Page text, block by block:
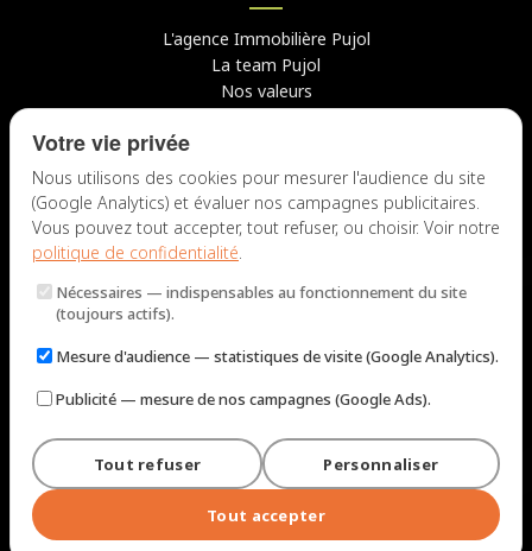
L'agence Immobilière Pujol
La team Pujol
Nos valeurs
Avis clients
Candidater chez nous
NOUS CONTACTER
Lun – Jeu : 9h – 12h / 14h – 18h
© 2026 Immobilière Pujol — Marseille. Tous droits réservés.
Mentions légales et tarifsPolitique de confidentialitéPlan du site
Gérer les cookies
Votre vie privée
Nous utilisons des cookies pour mesurer l'audience du site
(Google Analytics) et évaluer nos campagnes publicitaires.
Vous pouvez tout accepter, tout refuser, ou choisir. Voir notre
politique de confidentialité.
Nécessaires — indispensables au fonctionnement du site
(toujours actifs).
Mesure d'audience — statistiques de visite (Google Analytics).
Publicité — mesure de nos campagnes (Google Ads).
Tout refuser Personnaliser
Tout accepter